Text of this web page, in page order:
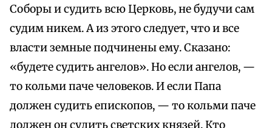
Соборы и судить всю Церковь, не будучи сам
судим никем. А из этого следует, что и все
власти земные подчинены ему. Сказано:
«будете судить ангелов». Но если ангелов, —
то кольми паче человеков. И если Папа
должен судить епископов, — то кольми паче
должен он судить светских князей. Кто